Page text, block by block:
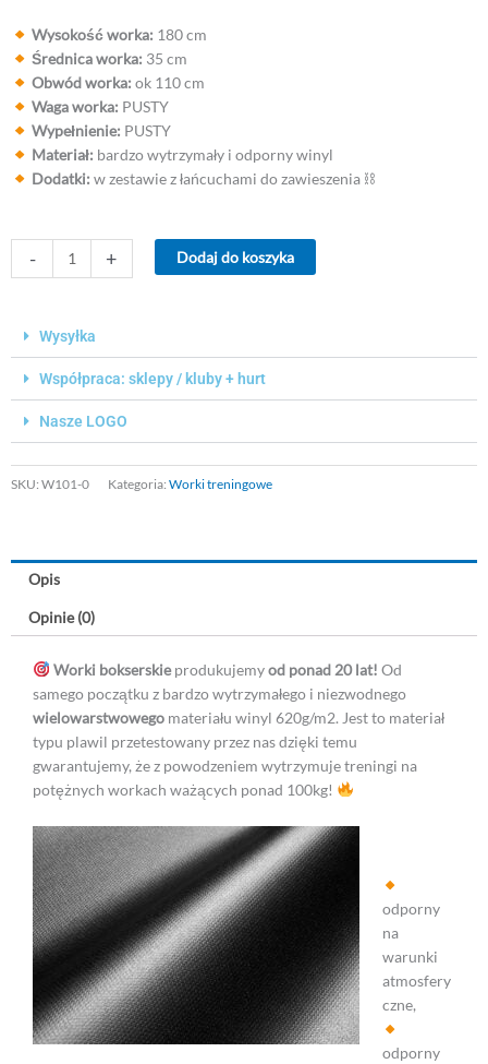
Wysokość worka: 180 cm
Średnica worka: 35 cm
Obwód worka: ok 110 cm
Waga worka: PUSTY
Wypełnienie: PUSTY
Materiał: bardzo wytrzymały i odporny winyl
Dodatki: w zestawie z łańcuchami do zawieszenia ⛓
-
Worek
180
+ Dodaj do koszyka
Wysyłka
Współpraca: sklepy / kluby + hurt
Nasze LOGO
SKU: W101-0 Kategoria: Worki treningowe
Opis
Opinie (0)
Worki bokserskieprodukujemyod ponad 20 lat! Od
samego początku z bardzo wytrzymałego i niezwodnego
wielowarstwowego materiału winyl 620g/m2. Jest to materiał
typu plawil przetestowany przez nas dzięki temu
gwarantujemy, że z powodzeniem wytrzymuje treningi na
potężnych workach ważących ponad 100kg!
odporny
na
warunki
atmosfery
czne,
odporny